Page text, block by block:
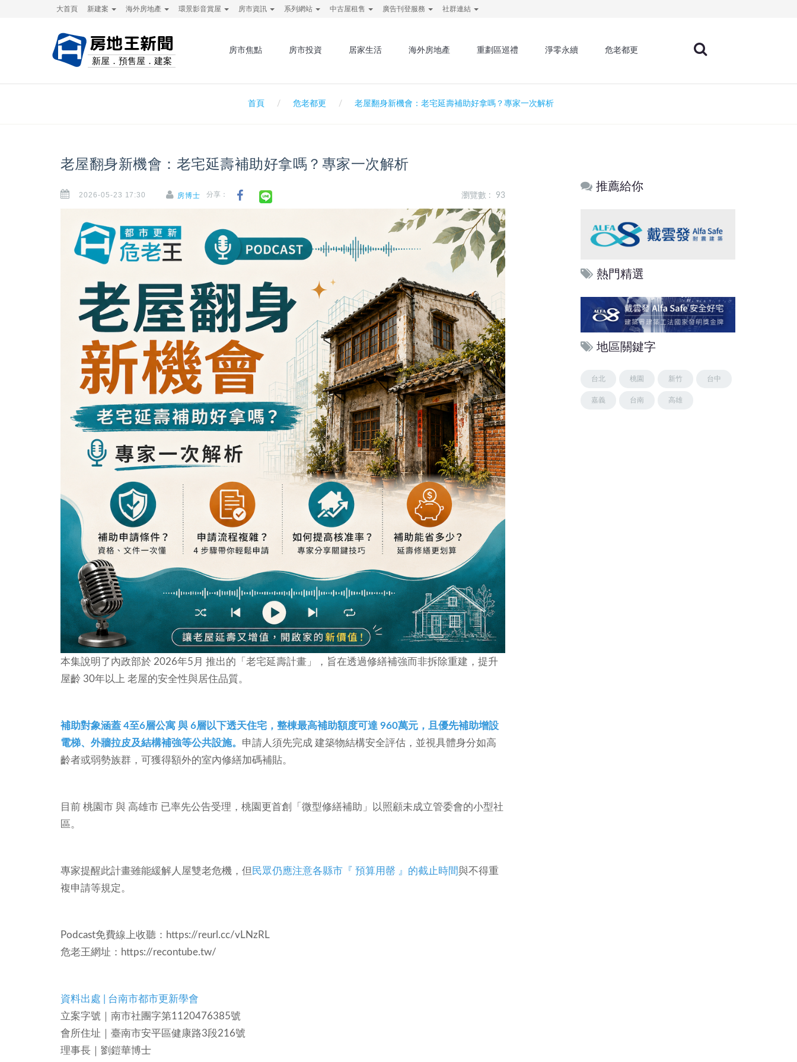
大首頁 新建案 海外房地產 環景影音賞屋 房市資訊 系列網站 中古屋租售 廣告刊登服務 社群連結
房地王新聞
新屋．預售屋．建案
房市焦點 房市投資 居家生活 海外房地產 重劃區巡禮 淨零永續 危老都更
首頁 危老都更 老屋翻身新機會：老宅延壽補助好拿嗎？專家一次解析
老屋翻身新機會：老宅延壽補助好拿嗎？專家一次解析
2026-05-23 17:30 房博士 分享： 瀏覽數 : 93
本集說明了內政部於 2026年5月 推出的「老宅延壽計畫」，旨在透過修繕補強而非拆除重建，提升
屋齡 30年以上 老屋的安全性與居住品質。
補助對象涵蓋 4至6層公寓 與 6層以下透天住宅，整棟最高補助額度可達 960萬元，且優先補助增設
電梯、外牆拉皮及結構補強等公共設施。 申請人須先完成 建築物結構安全評估，並視具體身分如高
齡者或弱勢族群，可獲得額外的室內修繕加碼補貼。
目前 桃園市 與 高雄市 已率先公告受理，桃園更首創「微型修繕補助」以照顧未成立管委會的小型社
區。
專家提醒此計畫雖能緩解人屋雙老危機，但 民眾仍應注意各縣市『 預算用罄 』的截止時間與不得重
複申請等規定。
Podcast免費線上收聽： https://reurl.cc/vLNzRL
危老王網址： https://recontube.tw/
資料出處 | 台南市都市更新學會
立案字號｜南市社團字第1120476385號
會所住址｜臺南市安平區健康路3段216號
理事長｜劉鎧華博士
推薦給你
熱門精選
地區關鍵字
台北 桃園 新竹 台中
嘉義 台南 高雄